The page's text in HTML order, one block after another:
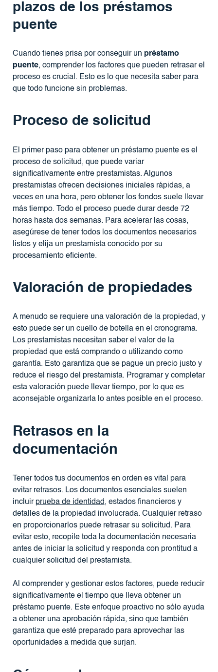
plazos de los préstamos
puente
Cuando tienes prisa por conseguir un préstamo
puente, comprender los factores que pueden retrasar el
proceso es crucial. Esto es lo que necesita saber para
que todo funcione sin problemas.
Proceso de solicitud
El primer paso para obtener un préstamo puente es el
proceso de solicitud, que puede variar
significativamente entre prestamistas. Algunos
prestamistas ofrecen decisiones iniciales rápidas, a
veces en una hora, pero obtener los fondos suele llevar
más tiempo. Todo el proceso puede durar desde 72
horas hasta dos semanas. Para acelerar las cosas,
asegúrese de tener todos los documentos necesarios
listos y elija un prestamista conocido por su
procesamiento eficiente.
Valoración de propiedades
A menudo se requiere una valoración de la propiedad, y
esto puede ser un cuello de botella en el cronograma.
Los prestamistas necesitan saber el valor de la
propiedad que está comprando o utilizando como
garantía. Esto garantiza que se pague un precio justo y
reduce el riesgo del prestamista. Programar y completar
esta valoración puede llevar tiempo, por lo que es
aconsejable organizarla lo antes posible en el proceso.
Retrasos en la
documentación
Tener todos tus documentos en orden es vital para
evitar retrasos. Los documentos esenciales suelen
incluir prueba de identidad, estados financieros y
detalles de la propiedad involucrada. Cualquier retraso
en proporcionarlos puede retrasar su solicitud. Para
evitar esto, recopile toda la documentación necesaria
antes de iniciar la solicitud y responda con prontitud a
cualquier solicitud del prestamista.
Al comprender y gestionar estos factores, puede reducir
significativamente el tiempo que lleva obtener un
préstamo puente. Este enfoque proactivo no sólo ayuda
a obtener una aprobación rápida, sino que también
garantiza que esté preparado para aprovechar las
oportunidades a medida que surjan.